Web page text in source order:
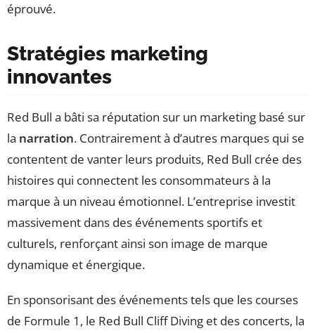
éprouvé.
Stratégies marketing
innovantes
Red Bull a bâti sa réputation sur un marketing basé sur
la narration. Contrairement à d’autres marques qui se
contentent de vanter leurs produits, Red Bull crée des
histoires qui connectent les consommateurs à la
marque à un niveau émotionnel. L’entreprise investit
massivement dans des événements sportifs et
culturels, renforçant ainsi son image de marque
dynamique et énergique.
En sponsorisant des événements tels que les courses
de Formule 1, le Red Bull Cliff Diving et des concerts, la